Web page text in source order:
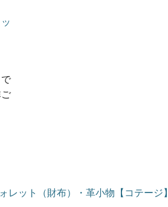
レット（財布）・革小物【コテージ】